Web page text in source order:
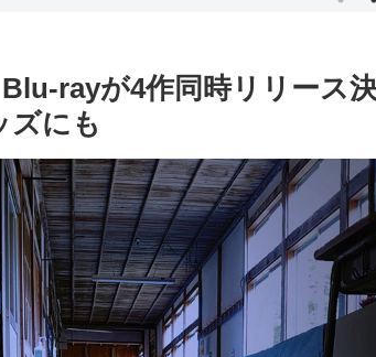
rayが4作同時リリース
ズにも